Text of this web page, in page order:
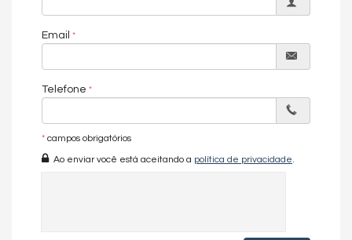
Email
Telefone
* campos obrigatórios
Ao enviar você está aceitando a política de privacidade